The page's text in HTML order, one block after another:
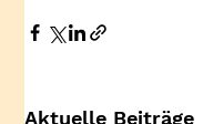
Aktuelle Beiträge